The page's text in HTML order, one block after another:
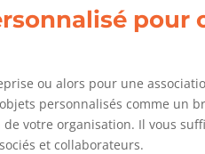
pour
ou alors pour une
personnalisés comme un
votre organisation. Il vous
et collaborateurs.